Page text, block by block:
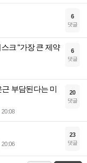
6
댓글
크 “가장 큰 제약
6
댓글
부담된다는 미
20:08
20
댓글
20:06
23
댓글